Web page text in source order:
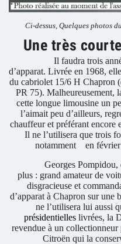
Ci-dessus, Quelques photos
Une très
Il faudra trois
d’apparat. Livrée en 1968,
du cabriolet 15/6 H Chapron
PR 75). Malheureusement,
cette longue limousine un
l’aimait peu d’ailleurs,
chauffeur et préférant encore
Il ne l’utilisera que trois
notamment
en
Georges Pompidou,
plus : grand amateur de
disgracieuse et
d’apparat à Chapron sur une
ne l’utilisera lui aussi
présidentielles livrées, la
revendue à un
Citroën qui la